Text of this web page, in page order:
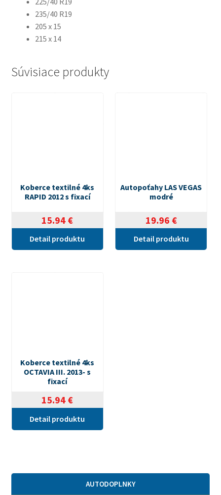
235/40 R19
205 x 15
215 x 14
Súvisiace produkty
Koberce textilné 4ks
RAPID 2012 s fixací
15.94 €
Detail produktu
Autopoťahy LAS VEGAS
modré
19.96 €
Detail produktu
Koberce textilné 4ks
OCTAVIA III. 2013- s
fixací
15.94 €
Detail produktu
AUTODOPLNKY